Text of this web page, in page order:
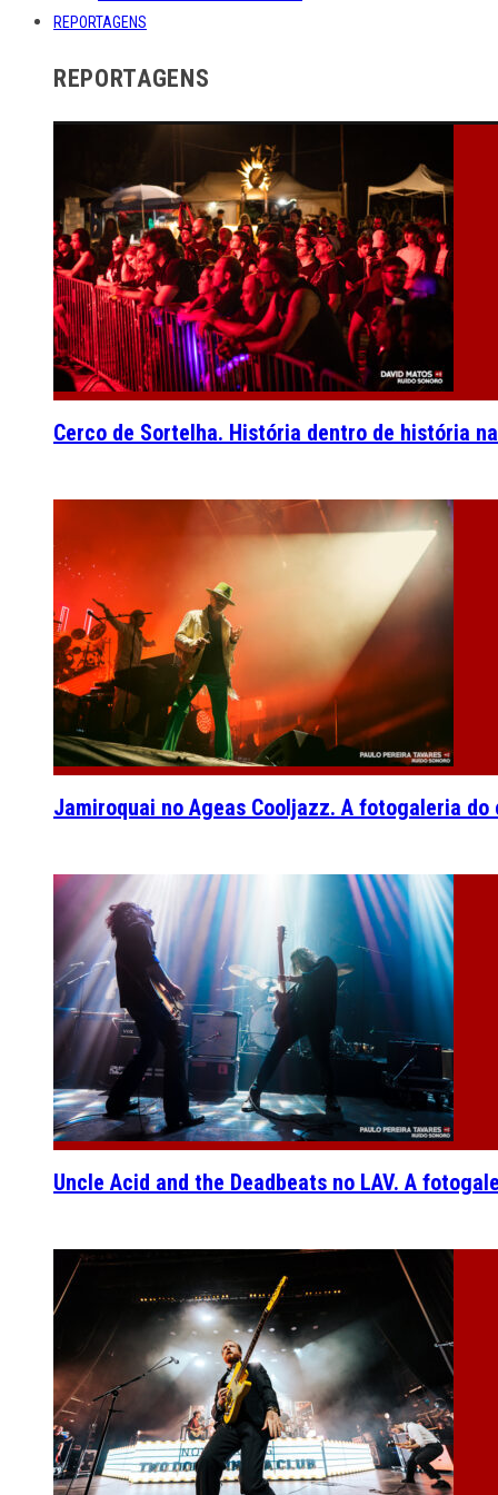
REPORTAGENS
REPORTAGENS
Cerco de Sortelha. História dentro de história
Jamiroquai no Ageas Cooljazz. A fotogaleria do
Uncle Acid and the Deadbeats no LAV. A